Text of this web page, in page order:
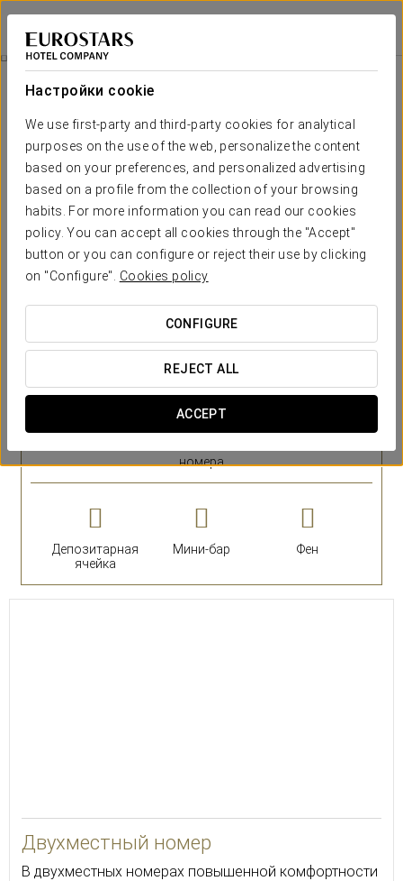
Настройки cookie
We use first-party and third-party cookies for analytical
purposes on the use of the web, personalize the content
based on your preferences, and personalized advertising
based on a profile from the collection of your browsing
habits. For more information you can read our cookies
policy. You can accept all cookies through the "Accept"
button or you can configure or reject their use by clicking
on "Configure". Cookies policy
CONFIGURE
REJECT ALL
ACCEPT
Eurostars Araguaney
САНТЬЯГО-ДЕ-КОМПОСТЕЛА
Номера
Необходимые вам комфорт и
отдых
Araguaneyимеет81номеров;пространств, гдероскошь и
комфортцарствования.Все номеравыходят окнами
улицус видомнацентр городаСантьяго.
Недавно отремонтированный,всеномера оформленыс
выборомработылучшиххудожниковв данный
персонализации,используя
:авангардв
некоторых,традиционных и классическихв
других.Симфониякомфорта, которая восхищаетдаже самых
требовательныхнаших гостей.
ОСНОВНЫЕ УСЛУГИ
номера
Депозитарная
ячейка
Мини-бар Фен
Двухместный номер
В двухместных номерах повышенной комфортности